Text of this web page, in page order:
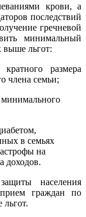
крови, а
последствий
гречневой
минимальный
выше льгот:
размера
члена семьи;
в семьях
на
доходов.
населения
граждан по